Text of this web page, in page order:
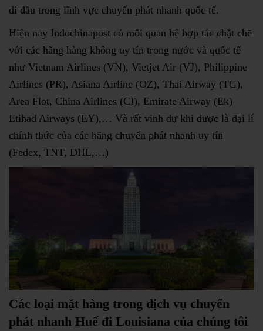
đi đầu trong lĩnh vực chuyển phát nhanh quốc tế.
Hiện nay Indochinapost có mối quan hệ hợp tác chặt chẽ
với các hãng hàng không uy tín trong nước và quốc tế
như Vietnam Airlines (VN), Vietjet Air (VJ), Philippine
Airlines (PR), Asiana Airline (OZ), Thai Airway (TG),
Area Flot, China Airlines (CI), Emirate Airway (Ek)
Etihad Airways (EY),… Và rất vinh dự khi được là đại lí
chính thức của các hãng chuyển phát nhanh uy tín
(Fedex, TNT, DHL,…)
Các loại mặt hàng trong dịch vụ chuyển
phát nhanh Huế đi Louisiana của chúng tôi